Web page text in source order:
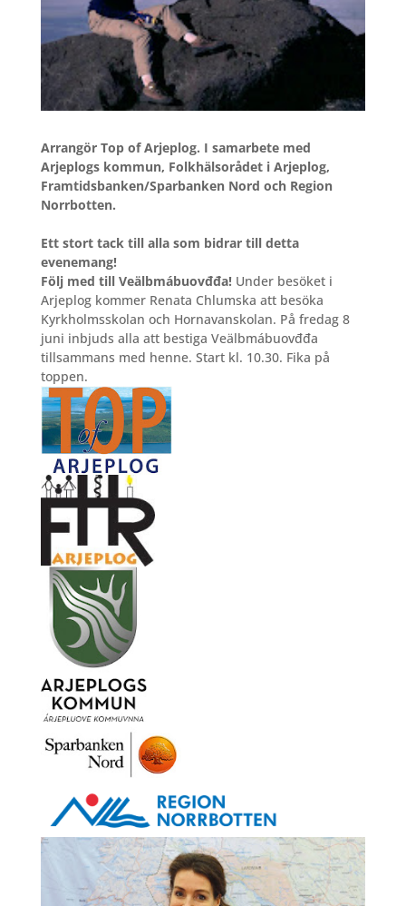
Arrangör Top of Arjeplog. I samarbete med
Arjeplogs kommun, Folkhälsorådet i Arjeplog,
Framtidsbanken/Sparbanken Nord och Region
Norrbotten.
Ett stort tack till alla som bidrar till detta
evenemang!
Följ med till Veälbmábuovđđa! Under besöket i
Arjeplog kommer Renata Chlumska att besöka
Kyrkholmsskolan och Hornavanskolan. På fredag 8
juni inbjuds alla att bestiga Veälbmábuovđđa
tillsammans med henne. Start kl. 10.30. Fika på
toppen.